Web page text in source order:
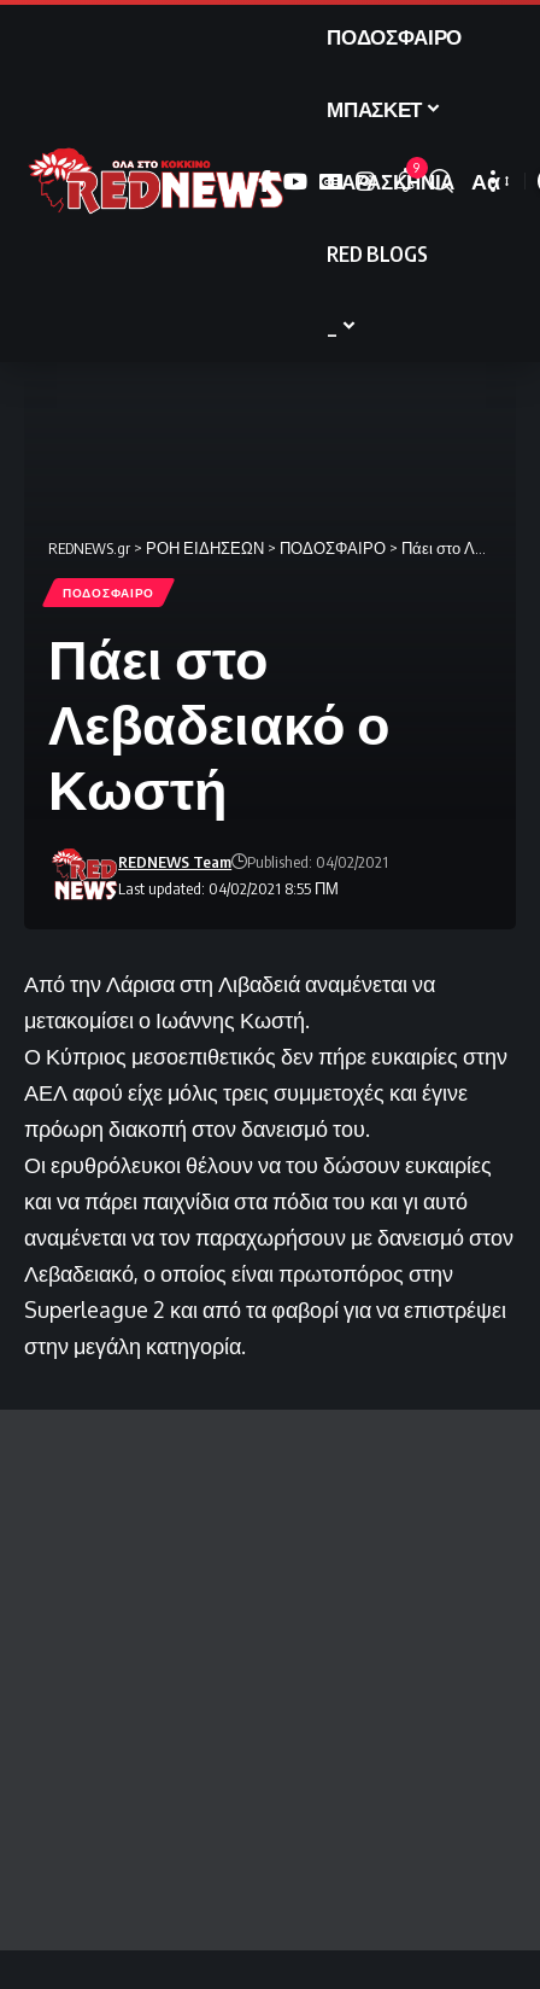
ΠΟΔΟΣΦΑΙΡΟ
ΜΠΑΣΚΕΤ
ΠΑΡΑΣΚΗΝΙΑ
RED BLOGS
9
Font
Αα
REDNEWS.gr > ΡΟΗ ΕΙΔΗΣΕΩΝ > ΠΟΔΟΣΦΑΙΡΟ > Πάει στο Λεβαδειακό ο Κωστή
ΠΟΔΟΣΦΑΙΡΟ
Πάει στο
Λεβαδειακό ο
Κωστή
Last updated: 04/02/2021 8:55 ΠΜ
REDNEWS Team Published: 04/02/2021
Από την Λάρισα στη Λιβαδειά αναμένεται να
μετακομίσει ο Ιωάννης Κωστή.
Ο Κύπριος μεσοεπιθετικός δεν πήρε ευκαιρίες στην
ΑΕΛ αφού είχε μόλις τρεις συμμετοχές και έγινε
πρόωρη διακοπή στον δανεισμό του.
Οι ερυθρόλευκοι θέλουν να του δώσουν ευκαιρίες
και να πάρει παιχνίδια στα πόδια του και γι αυτό
αναμένεται να τον παραχωρήσουν με δανεισμό στον
Λεβαδειακό, ο οποίος είναι πρωτοπόρος στην
Superleague 2 και από τα φαβορί για να επιστρέψει
στην μεγάλη κατηγορία.